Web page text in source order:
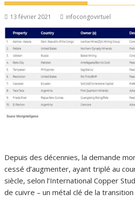
13 février 2021 infocongovirtuel
Depuis des décennies, la demande
cessé d’augmenter, ayant triplé au
siècle, selon l’International Copper
de cuivre – un métal clé de la